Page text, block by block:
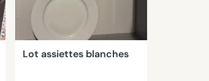
Lot assiettes blanches